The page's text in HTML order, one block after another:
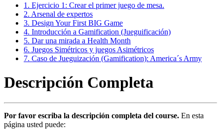
1. Ejercicio 1: Crear el primer juego de mesa.
2. Arsenal de expertos
3. Design Your First BIG Game
4. Introducción a Gamification (Jueguificación)
5. Dar una mirada a Health Month
6. Juegos Simétricos y juegos Asimétricos
7. Caso de Jueguización (Gamification): America´s Army
Descripción Completa
Por favor escriba la descripción completa del course. En esta
página usted puede: